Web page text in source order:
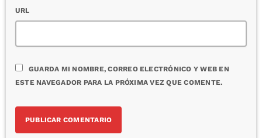
URL
GUARDA MI NOMBRE, CORREO ELECTRÓNICO Y WEB EN
ESTE NAVEGADOR PARA LA PRÓXIMA VEZ QUE COMENTE.